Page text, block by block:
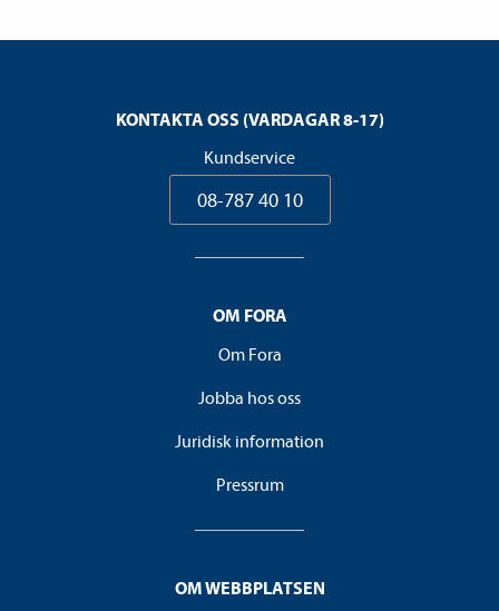
KONTAKTA OSS (VARDAGAR 8-17)
Kundservice
08-787 40 10
OM FORA
Om Fora
Jobba hos oss
Juridisk information
Pressrum
OM WEBBPLATSEN